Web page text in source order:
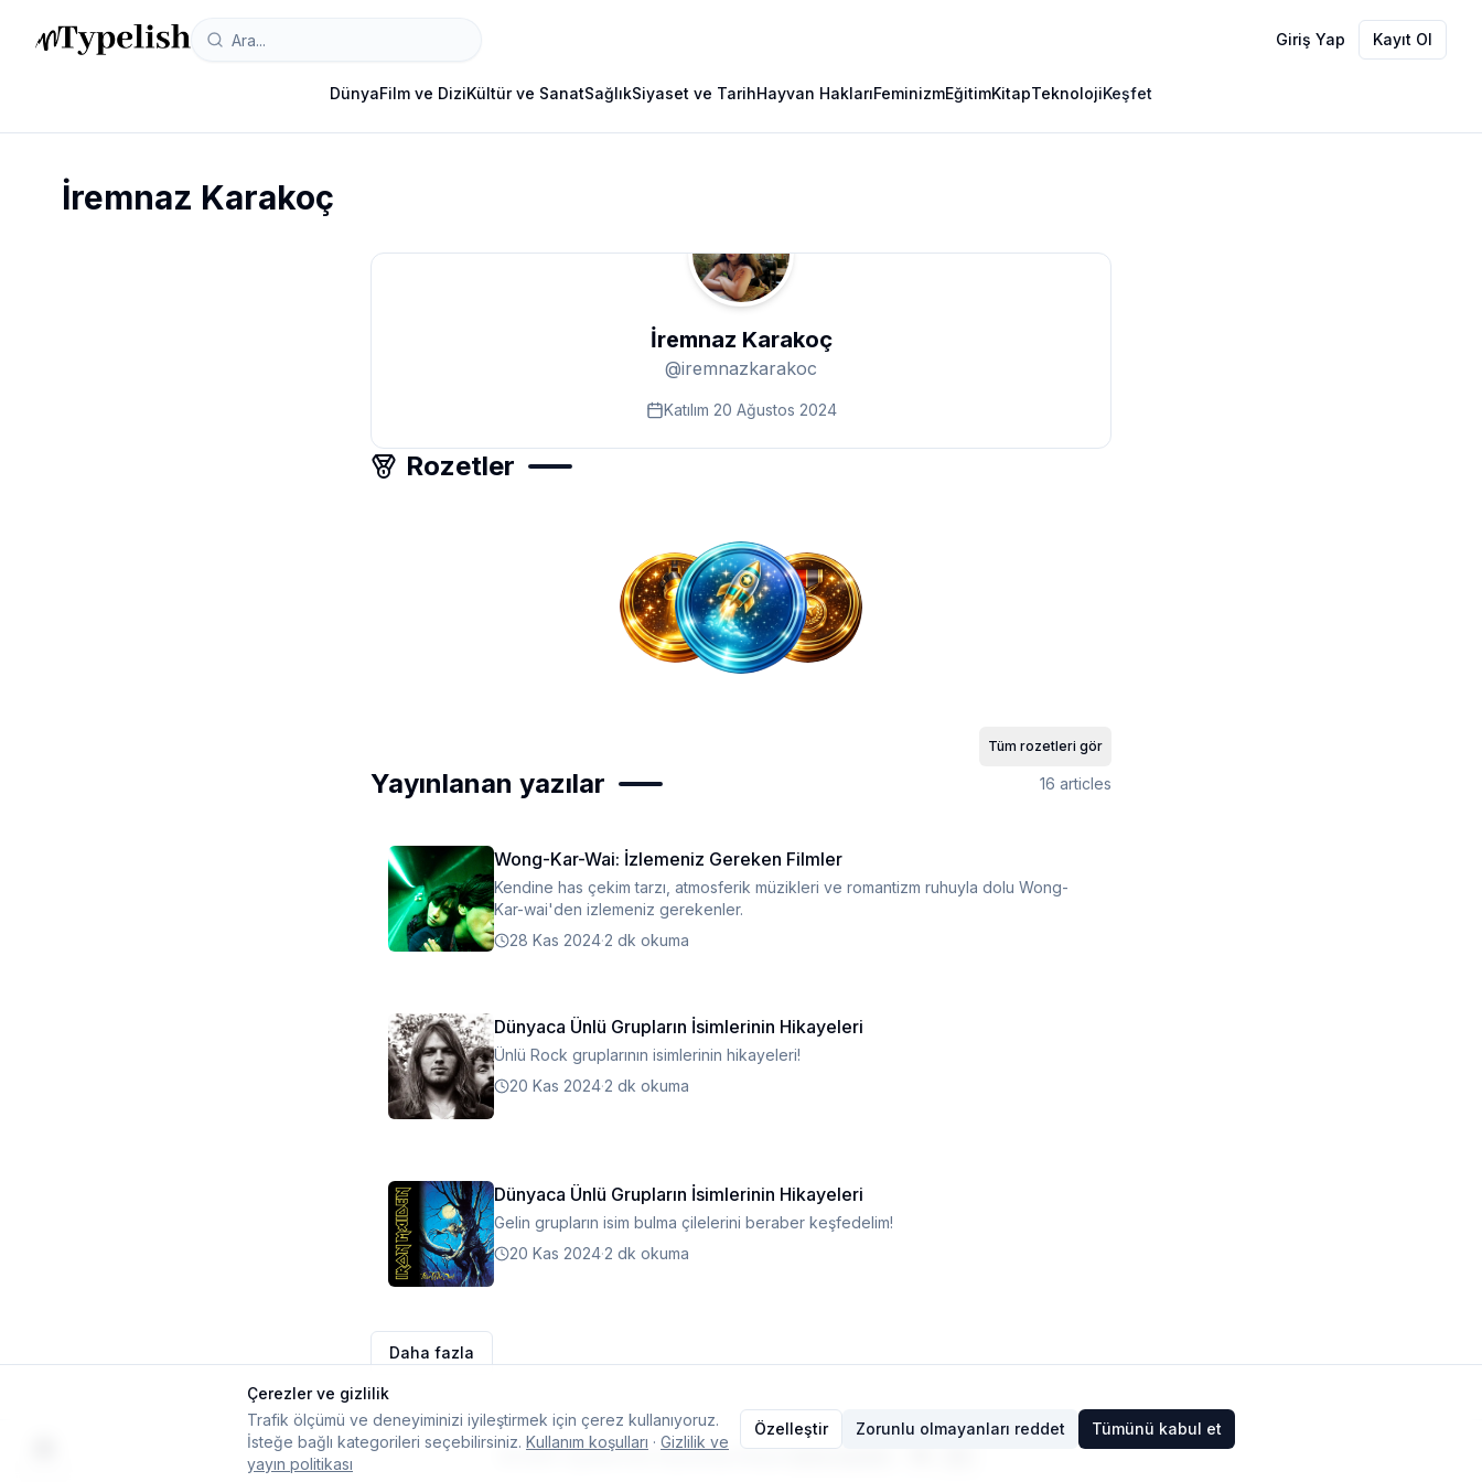
Giriş Yap Kayıt Ol
DünyaFilm ve DiziKültür ve SanatSağlıkSiyaset ve TarihHayvan HaklarıFeminizmEğitimKitapTeknolojiKeşfet
İremnaz Karakoç
İremnaz Karakoç
@iremnazkarakoc
Katılım 20 Ağustos 2024
Rozetler
Tüm rozetleri gör
Yayınlanan yazılar 16 articles
Wong-Kar-Wai: İzlemeniz Gereken Filmler
Kendine has çekim tarzı, atmosferik müzikleri ve romantizm ruhuyla dolu Wong-
Kar-wai'den izlemeniz gerekenler.
28 Kas 2024·2 dk okuma
Dünyaca Ünlü Grupların İsimlerinin Hikayeleri
Ünlü Rock gruplarının isimlerinin hikayeleri!
20 Kas 2024·2 dk okuma
Dünyaca Ünlü Grupların İsimlerinin Hikayeleri
Gelin grupların isim bulma çilelerini beraber keşfedelim!
20 Kas 2024·2 dk okuma
Daha fazla
© 2026 Typelish·Ana Sayfa·Ekip
Çerezler ve gizlilik
Trafik ölçümü ve deneyiminizi iyileştirmek için çerez kullanıyoruz.
İsteğe bağlı kategorileri seçebilirsiniz. Kullanım koşulları · Gizlilik ve
yayın politikası
Özelleştir Zorunlu olmayanları reddet Tümünü kabul et